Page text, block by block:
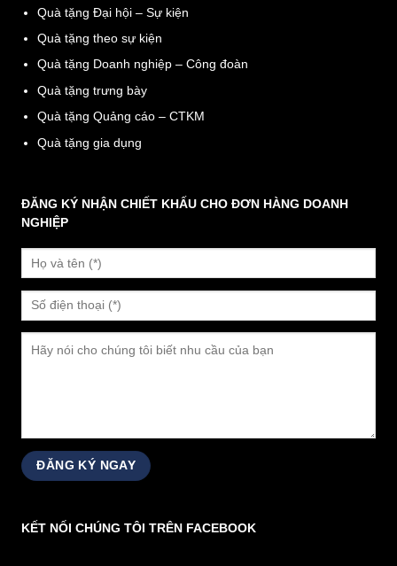
Quà tặng Đại hội – Sự kiện
Quà tặng theo sự kiện
Quà tặng Doanh nghiệp – Công đoàn
Quà tặng trưng bày
Quà tặng Quảng cáo – CTKM
Quà tặng gia dụng
ĐĂNG KÝ NHẬN CHIẾT KHẤU CHO ĐƠN HÀNG DOANH
NGHIỆP
KẾT NỐI CHÚNG TÔI TRÊN FACEBOOK